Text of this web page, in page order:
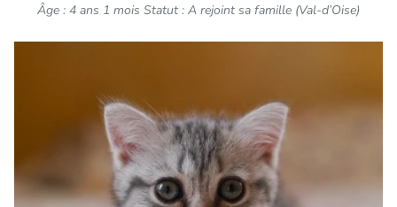
Âge : 4 ans 1 mois Statut : A rejoint sa famille (Val-d’Oise)